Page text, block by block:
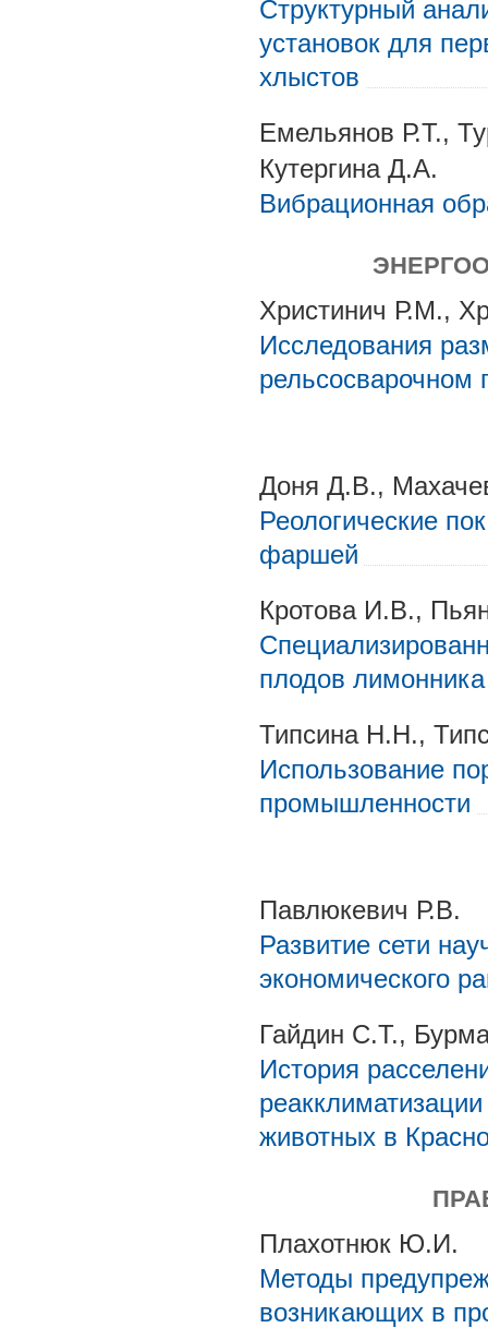
Структурный
установок для
хлыстов
Емельянов Р.Т.,
Кутергина Д.А.
Вибрационная
Христинич Р.М.,
Исследования
рельсосварочном
Доня Д.В.,
Реологические
фаршей
Кротова И.В.,
плодов лимонника
Типсина Н.Н.,
Использование
промышленности
Павлюкевич Р.В.
Развитие сети
экономического
Гайдин С.Т.,
История
животных в
Плахотнюк Ю.И.
Методы
возникающих в